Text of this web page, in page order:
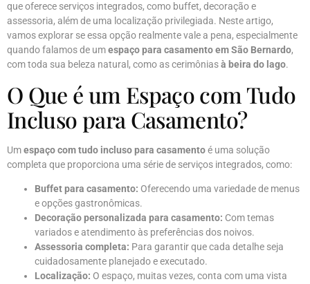
que oferece serviços integrados, como buffet, decoração e
assessoria, além de uma localização privilegiada. Neste artigo,
vamos explorar se essa opção realmente vale a pena, especialmente
quando falamos de umespaço para casamento em São Bernardo,
com toda sua beleza natural, como as cerimôniasà beira do lago.
O Que é um Espaço com Tudo
Incluso para Casamento?
Umespaço com tudo incluso para casamentoé uma solução
completa que proporciona uma série de serviços integrados, como:
Buffet para casamento: Oferecendo uma variedade de menus
e opções gastronômicas.
Decoração personalizada para casamento: Com temas
variados e atendimento às preferências dos noivos.
Assessoria completa: Para garantir que cada detalhe seja
cuidadosamente planejado e executado.
Localização: O espaço, muitas vezes, conta com uma vista